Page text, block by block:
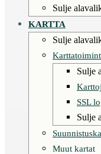
Sulje
KARTTA
Sulje
Sulje
SSL
Sulje
Muut kartat